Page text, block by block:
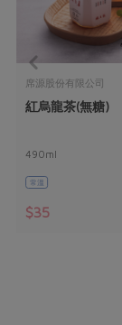
席源股份有限公司
紅烏龍茶(無糖)
490ml
常溫
$35